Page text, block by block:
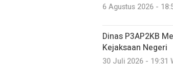
6 Agustus 2026 -
Dinas P3AP2KB
Kejaksaan Negeri
30 Juli 2026 - 19:31